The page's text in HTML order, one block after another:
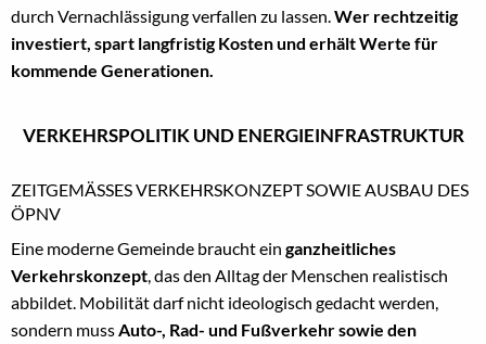
durch Vernachlässigung verfallen zu lassen.Wer rechtzeitig
investiert, spart langfristig Kosten und erhält Werte für
kommende Generationen.
VERKEHRSPOLITIK UND ENERGIEINFRASTRUKTUR
ZEITGEMÄSSES VERKEHRSKONZEPT SOWIE AUSBAU DES Ö
PNV
Eine moderne Gemeinde braucht ein ganzheitliches
Verkehrskonzept, das den Alltag der Menschen realistisch
abbildet. Mobilität darf nicht ideologisch gedacht werden,
sondern mussAuto-, Rad- und Fußverkehr sowie den